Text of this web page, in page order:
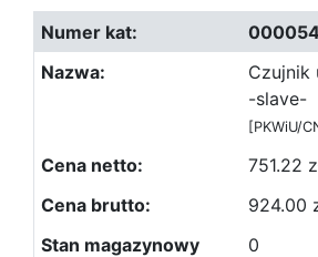
Czujnik
-slave-
[PKWiU/
751.22
924.00
0